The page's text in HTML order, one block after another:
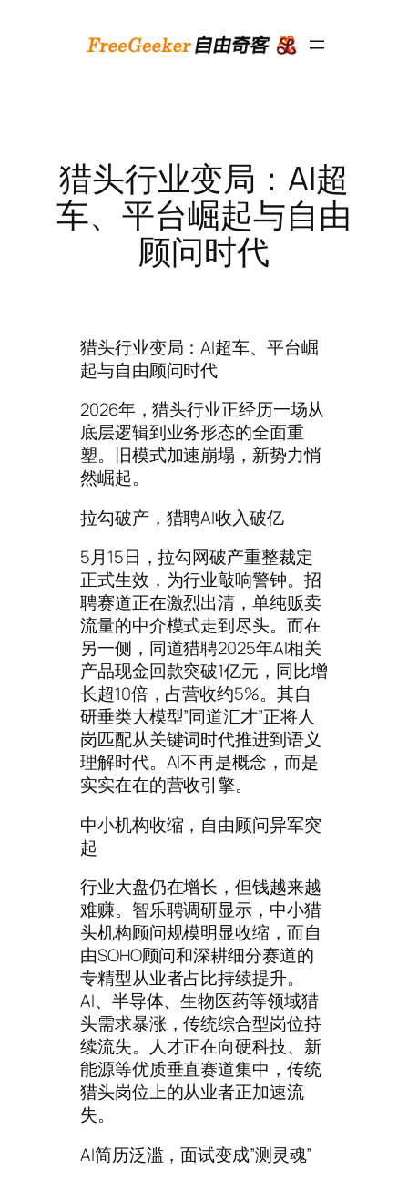
猎头行业变局：AI超
车、平台崛起与自由
顾问时代
猎头行业变局：AI超车、平台崛
起与自由顾问时代
2026年，猎头行业正经历一场从
底层逻辑到业务形态的全面重
塑。旧模式加速崩塌，新势力悄
然崛起。
拉勾破产，猎聘AI收入破亿
5月15日，拉勾网破产重整裁定
正式生效，为行业敲响警钟。招
聘赛道正在激烈出清，单纯贩卖
流量的中介模式走到尽头。而在
另一侧，同道猎聘2025年AI相关
产品现金回款突破1亿元，同比增
长超10倍，占营收约5%。其自
研垂类大模型”同道汇才”正将人
岗匹配从关键词时代推进到语义
理解时代。AI不再是概念，而是
实实在在的营收引擎。
中小机构收缩，自由顾问异军突
起
行业大盘仍在增长，但钱越来越
难赚。智乐聘调研显示，中小猎
头机构顾问规模明显收缩，而自
由SOHO顾问和深耕细分赛道的
专精型从业者占比持续提升。
AI、半导体、生物医药等领域猎
头需求暴涨，传统综合型岗位持
续流失。人才正在向硬科技、新
能源等优质垂直赛道集中，传统
猎头岗位上的从业者正加速流
失。
AI简历泛滥，面试变成”测灵魂”